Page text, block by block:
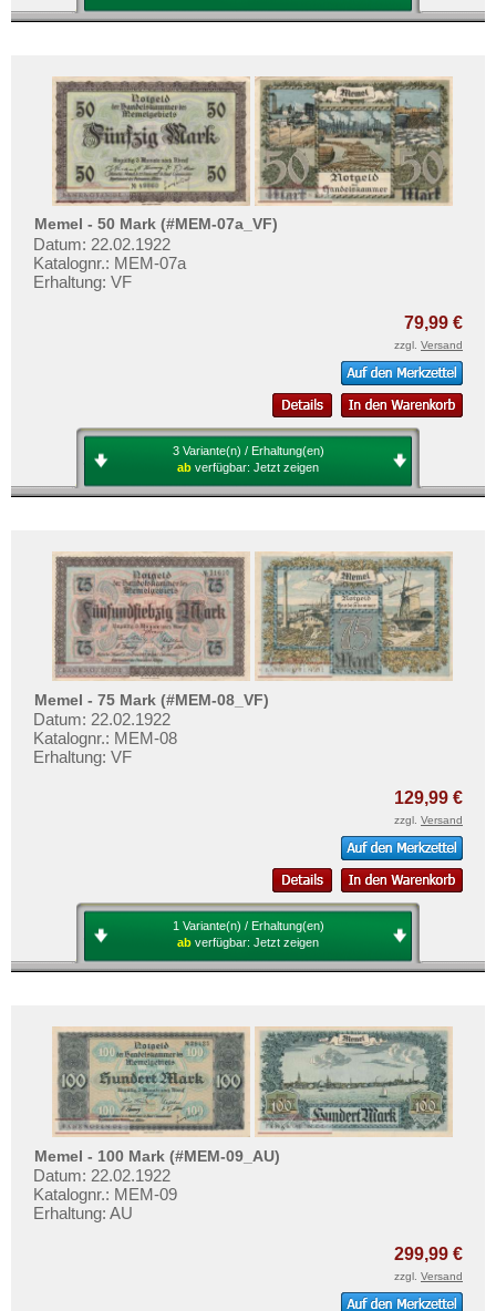
Memel - 50 Mark (#MEM-07a_VF)
Datum: 22.02.1922
Katalognr.: MEM-07a
Erhaltung: VF
79,99 €
zzgl. Versand
3 Variante(n) / Erhaltung(en)
ab verfügbar: Jetzt zeigen
Memel - 75 Mark (#MEM-08_VF)
Datum: 22.02.1922
Katalognr.: MEM-08
Erhaltung: VF
129,99 €
zzgl. Versand
1 Variante(n) / Erhaltung(en)
ab verfügbar: Jetzt zeigen
Memel - 100 Mark (#MEM-09_AU)
Datum: 22.02.1922
Katalognr.: MEM-09
Erhaltung: AU
299,99 €
zzgl. Versand